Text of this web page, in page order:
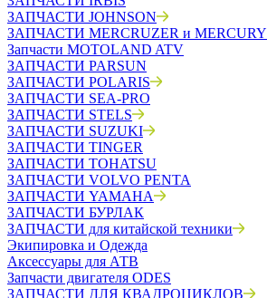
ЗАПЧАСТИ JOHNSON
ЗАПЧАСТИ MERCRUZER и MERCURY
Запчасти MOTOLAND ATV
ЗАПЧАСТИ PARSUN
ЗАПЧАСТИ POLARIS
ЗАПЧАСТИ SEA-PRO
ЗАПЧАСТИ STELS
ЗАПЧАСТИ SUZUKI
ЗАПЧАСТИ TINGER
ЗАПЧАСТИ TOHATSU
ЗАПЧАСТИ VOLVO PENTA
ЗАПЧАСТИ YAMAHA
ЗАПЧАСТИ БУРЛАК
ЗАПЧАСТИ для китайской техники
Экипировка и Одежда
Аксессуары для АТВ
Запчасти двигателя ODES
ЗАПЧАСТИ ДЛЯ КВАДРОЦИКЛОВ